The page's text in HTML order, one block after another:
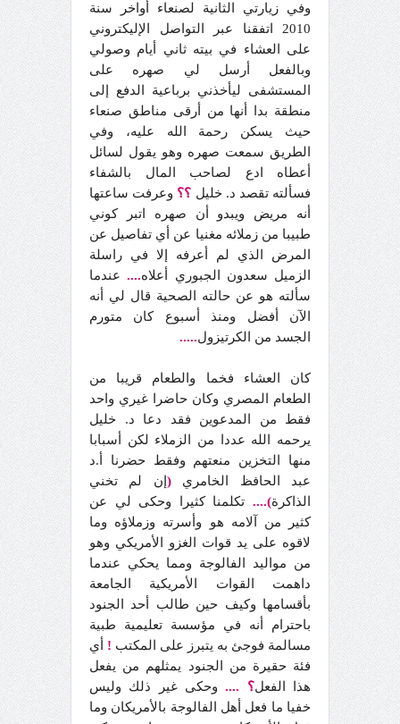
وفي زيارتي الثانية لصنعاء أواخر سنة
2010 اتفقنا عبر التواصل الإليكتروني
على العشاء في بيته ثاني أيام وصولي
وبالفعل أرسل لي صهره على
المستشفى ليأخذني برباعية الدفع إلى
منطقة بدا أنها من أرقى مناطق صنعاء
حيث يسكن رحمة الله عليه، وفي
الطريق سمعت صهره وهو يقول لسائل
أعطاه ادع لصاحب المال بالشفاء
فسألته تقصد د. خليل ؟؟ وعرفت ساعتها
أنه مريض ويبدو أن صهره اتبر كوني
طبيبا من زملائه مغنيا عن أي تفاصيل عن
المرض الذي لم أعرفه إلا في راسلة
الزميل سعدون الجبوري أعلاه....عندما
سألته هو عن حالته الصحية قال لي أنه
الآن أفضل ومنذ أسبوع كان متورم
الجسد من الكرتيزول.....
كان العشاء فخما والطعام قريبا من
الطعام المصري وكان حاضرا غيري واحد
فقط من المدعوين فقد دعا د. خليل
يرحمه الله عددا من الزملاء لكن أسبابا
منها التخزين منعتهم وفقط حضرنا أ.د
عبد الحافظ الخامري( إن لم تخني
الذاكرة).... تكلمنا كثيرا وحكى لي عن
كثير من آلامه هو وأسرته وزملاؤه وما
لاقوه على يد قوات الغزو الأمريكي وهو
من مواليد الفالوجة ومما يحكي عندما
داهمت القوات الأمريكية الجامعة
بأقسامها وكيف حين طالب أحد الجنود
باحترام أنه في مؤسسة تعليمية طبية
مسالمة فوجئ به يتبرز على المكتب ! أي
فئة حقيرة من الجنود يمثلهم من يفعل
هذا الفعل؟ ....وحكى غير ذلك وليس
خفيا ما فعل أهل الفالوجة بالأمريكان وما